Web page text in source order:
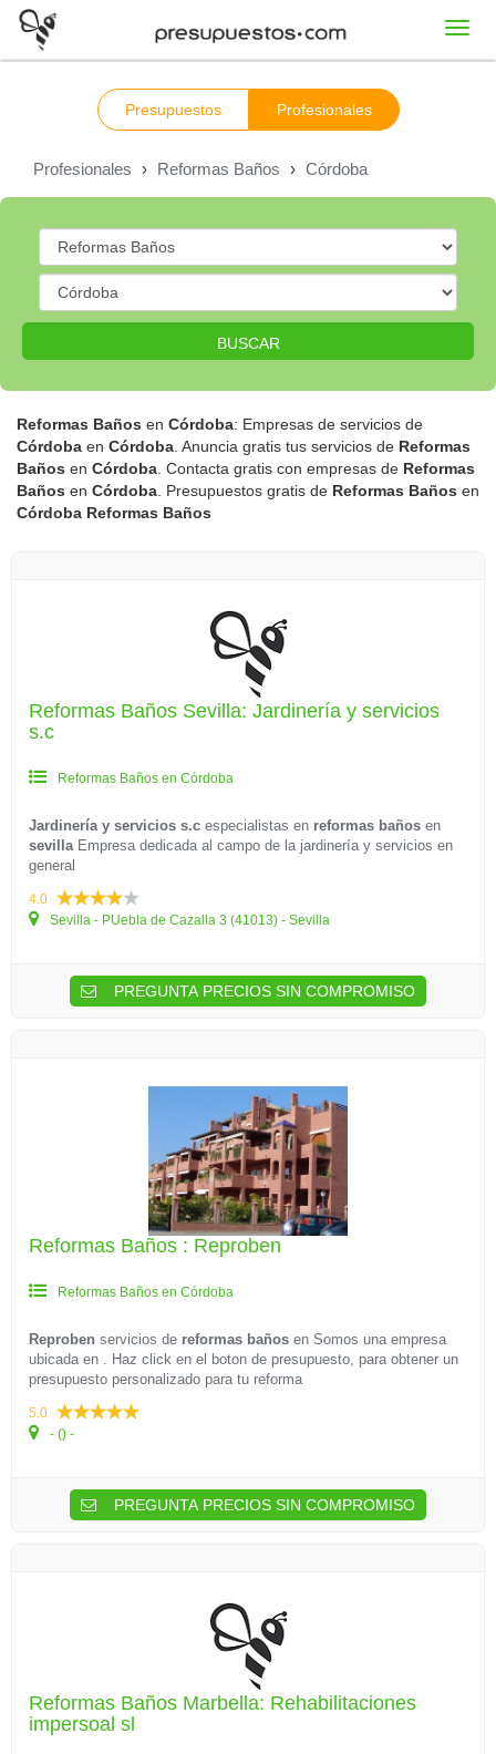
Presupuestos Profesionales
Profesionales › Reformas Baños › Córdoba
BUSCAR
Reformas Baños en Córdoba: Empresas de servicios de
Córdoba en Córdoba . Anuncia gratis tus servicios de Reformas
Baños en Córdoba . Contacta gratis con empresas de Reformas
Baños en Córdoba . Presupuestos gratis de Reformas Baños en
Córdoba Reformas Baños
Reformas Baños Sevilla: Jardinería y servicios
s.c
Reformas Baños en Córdoba
Jardinería y servicios s.c especialistas en reformas baños en
sevillaEmpresa dedicada al campo de la jardinería y servicios en
general
4.0
Sevilla - PUebla de Cazalla 3 (41013) - Sevilla
PREGUNTA PRECIOS SIN COMPROMISO
Reformas Baños : Reproben
Reformas Baños en Córdoba
Reproben servicios de reformas baños en Somos una empresa
ubicada en . Haz click en el boton de presupuesto, para obtener un
presupuesto personalizado para tu reforma
5.0
- () -
PREGUNTA PRECIOS SIN COMPROMISO
Reformas Baños Marbella: Rehabilitaciones
impersoal sl